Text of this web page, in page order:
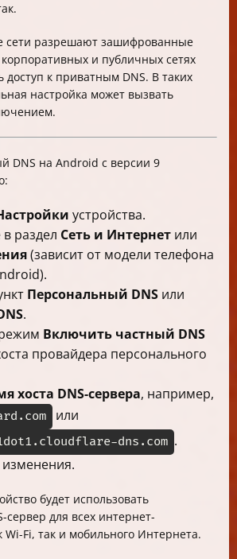
сети разрешают зашифрованные
и публичных сетях
доступ к приватным DNS. В таких
настройка может вызвать
DNS на Android с версии 9
устройства.
раздел Сеть и Интернет или
(зависит от модели телефона
Персональный DNS или
.
Включить частный DNS
провайдера персонального
хоста DNS-сервера, например,
или
dns.com .
будет использовать
для всех интернет-
Fi, так и мобильного Интернета.